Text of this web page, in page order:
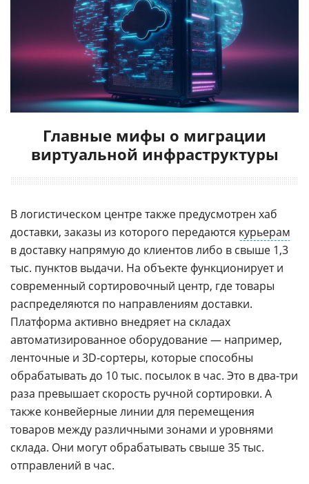
Главные мифы о миграции
виртуальной инфраструктуры
В логистическом центре также предусмотрен хаб
доставки, заказы из которого передаются курьерам
в доставку напрямую до клиентов либо в свыше 1,3
тыс. пунктов выдачи. На объекте функционирует и
современный сортировочный центр, где товары
распределяются по направлениям доставки.
Платформа активно внедряет на складах
автоматизированное оборудование — например,
ленточные и 3D‑сортеры, которые способны
обрабатывать до 10 тыс. посылок в час. Это в два-три
раза превышает скорость ручной сортировки. А
также конвейерные линии для перемещения
товаров между различными зонами и уровнями
склада. Они могут обрабатывать свыше 35 тыс.
отправлений в час.